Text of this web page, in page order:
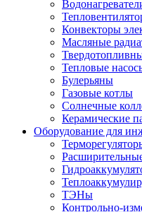
Конвекторы
Масляные
Тепловые
Булерьяны
Газовые котлы
Солнечные
Керамические
Оборудование для
ТЭНы
Контрольно-